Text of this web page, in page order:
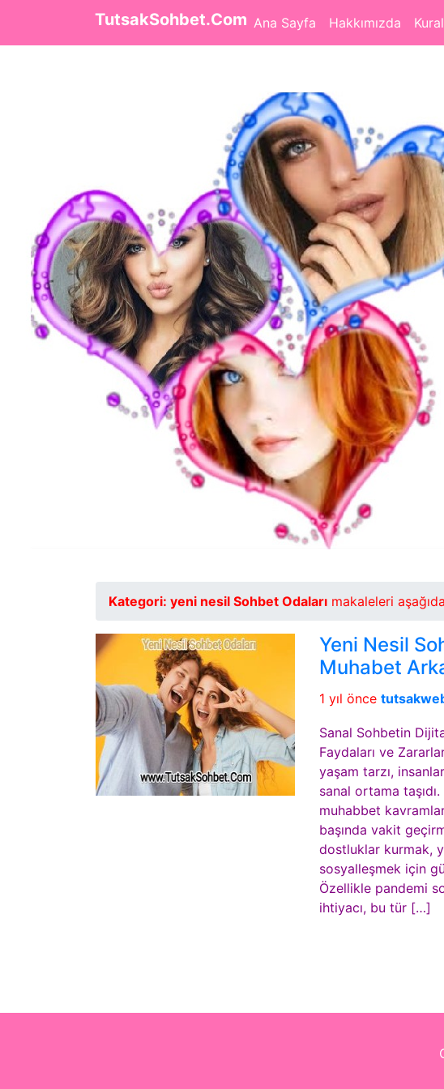
TutsakSohbet.Com Ana Sayfa Hakkımızda
Kategori: yeni nesil Sohbet Odaları makaleleri
Yeni Nesil
Muhabet
1 yıl önce
Sanal Sohbetin
Faydaları ve
yaşam tarzı,
sanal ortama
muhabbet
başında vakit
dostluklar kurmak,
sosyalleşmek için
Özellikle pandemi
ihtiyacı, bu tür […]
© Copyright 2021